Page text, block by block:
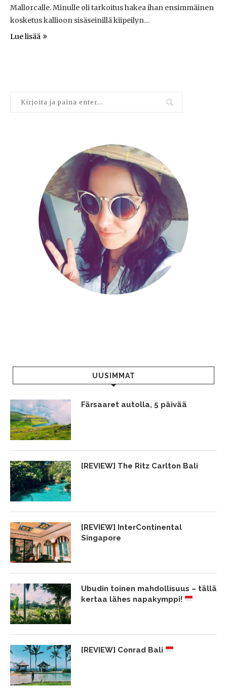
Mallorcalle. Minulle oli tarkoitus hakea ihan ensimmäinen
kosketus kallioon sisäseinillä kiipeilyn…
Lue lisää
UUSIMMAT
Färsaaret autolla, 5 päivää
[REVIEW] The Ritz Carlton Bali
[REVIEW] InterContinental
Singapore
Ubudin toinen mahdollisuus – tällä
kertaa lähes napakymppi!
[REVIEW] Conrad Bali